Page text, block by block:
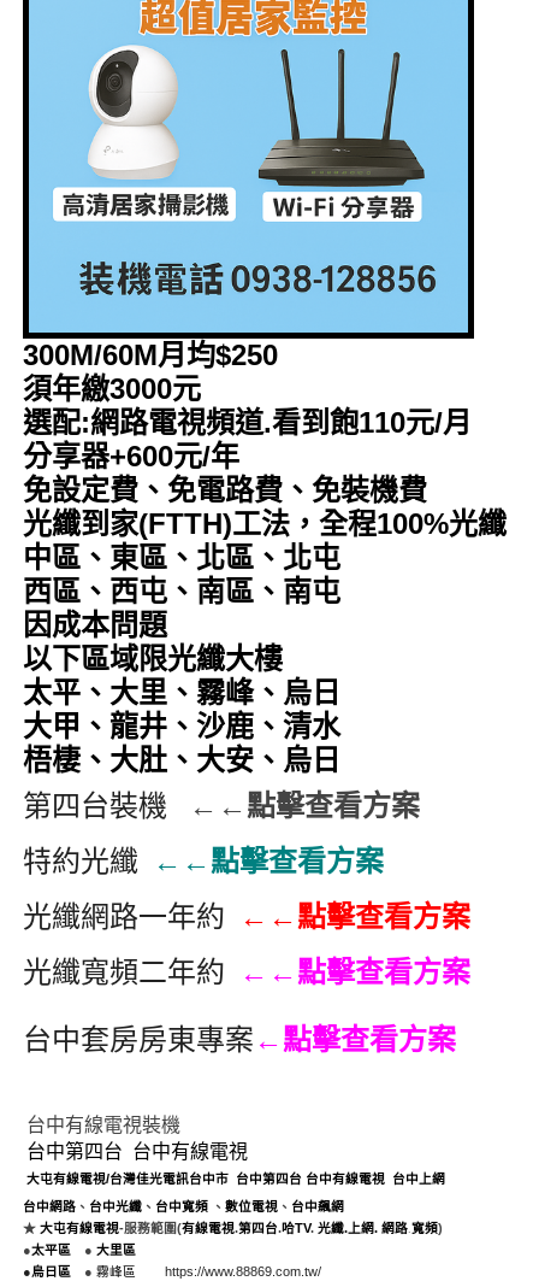
300M/60M月均$250
須年繳3000元
選配:網路電視頻道.看到飽110元/月
分享器+600元/年
免設定費、免電路費、免裝機費
光纖到家(FTTH)工法，全程100%光纖
中區、東區、北區、北屯
西區、西屯、南區、南屯
因成本問題
以下區域限光纖大樓
太平、大里、霧峰、烏日
大甲、龍井、沙鹿、清水
梧棲、大肚、大安、烏日
第四台裝機 ←←點擊查看方案
特約光纖←←點擊查看方案
光纖網路一年約 ←←點擊查看方案
光纖寬頻二年約 ←←點擊查看方案
台中套房房東專案 ←點擊查看方案
台中有線電視裝機
台中第四台 台中有線電視
大屯有線電視/台灣佳光電訊台中市 台中第四台 台中有線電視
台中上網
台中網路、 台中光纖、 台中寬頻 、 數位電視 、 台中飆網
★ 大屯有線電視-服務範圍(有線電視.第四台.哈TV. 光纖.上網. 網路. 寬頻)
●太平區 ● 大里區
●烏日區 ● 霧峰區
https://www.88869.com.tw/